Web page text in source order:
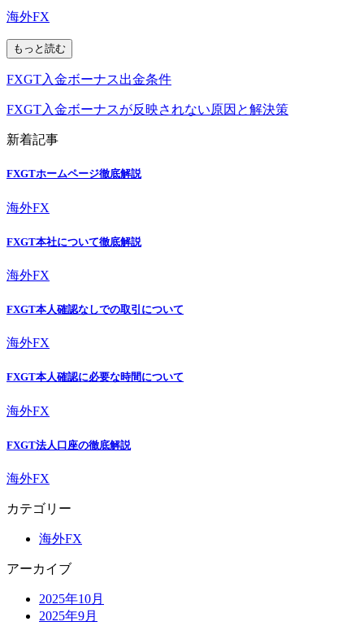
海外FX
もっと読む
FXGT入金ボーナス出金条件
FXGT入金ボーナスが反映されない原因と解決策
新着記事
FXGTホームページ徹底解説
海外FX
FXGT本社について徹底解説
海外FX
FXGT本人確認なしでの取引について
海外FX
FXGT本人確認に必要な時間について
海外FX
FXGT法人口座の徹底解説
海外FX
カテゴリー
海外FX
アーカイブ
2025年10月
2025年9月